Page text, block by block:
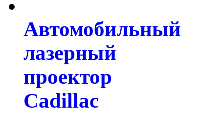
Автомобильный
лазерный
проектор
Cadillac